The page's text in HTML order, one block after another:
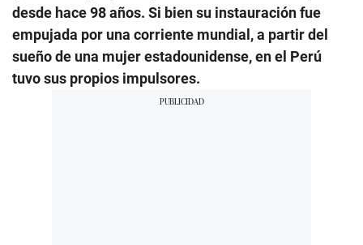
desde hace 98 años. Si bien su instauración fue
empujada por una corriente mundial, a partir del
sueño de una mujer estadounidense, en el Perú
tuvo sus propios impulsores.